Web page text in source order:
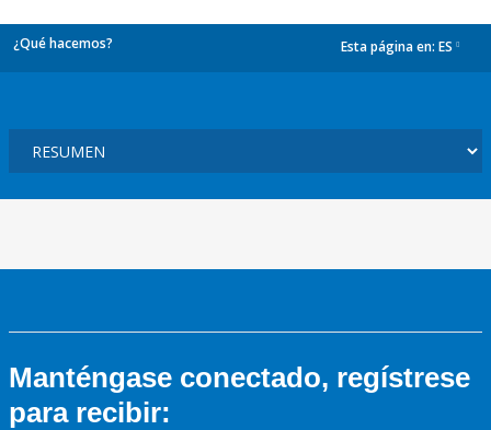
¿Qué hacemos? Esta página en: ES
Manténgase conectado, regístrese
para recibir: